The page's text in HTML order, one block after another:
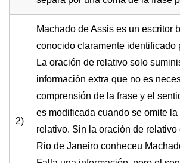
2)
Machado de Assis es un escritor
conocido claramente identificado
La oración de relativo solo
información extra que no es
comprensión de la frase y el
es modificada cuando se omite
relativo. Sin la oración de
Rio de Janeiro conheceu